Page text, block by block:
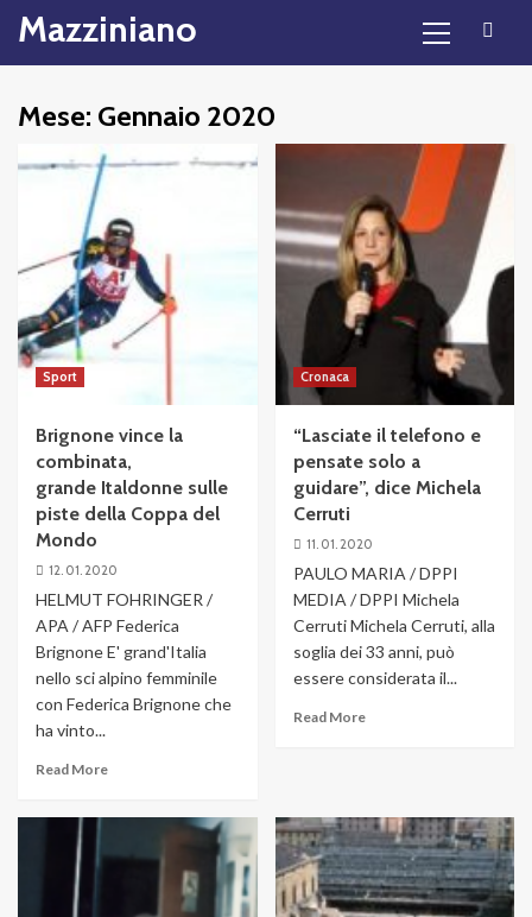
Skip
content
Mazziniano
Menu
Mese: Gennaio 2020
Sport
Brignone vince la
combinata,
grande Italdonne sulle
piste della Coppa del
Mondo
12. 01. 2020
HELMUT FOHRINGER /
APA / AFP Federica
Brignone E' grand'Italia
nello sci alpino femminile
con Federica Brignone che
ha vinto...
Read More
Cronaca
“Lasciate il telefono e
pensate solo a
guidare”, dice Michela
Cerruti
11. 01. 2020
PAULO MARIA / DPPI
MEDIA / DPPI Michela
Cerruti Michela Cerruti, alla
soglia dei 33 anni, può
essere considerata il...
Read More